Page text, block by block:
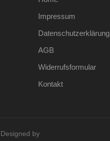
Impressum
Datenschutzerklärung
AGB
Widerrufsformular
Kontakt
. Designed by